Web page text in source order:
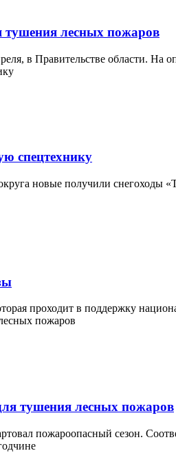
тушения лесных пожаров
в Правительстве области. На
спецтехнику
новые получили снегоходы
проходит в поддержку
тушения лесных пожаров
пожароопасный сезон.